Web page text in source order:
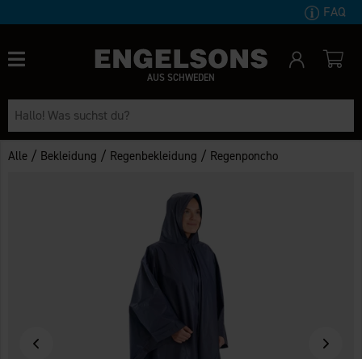
FAQ
AUS SCHWEDEN
Alle / Bekleidung / Regenbekleidung / Regenponcho